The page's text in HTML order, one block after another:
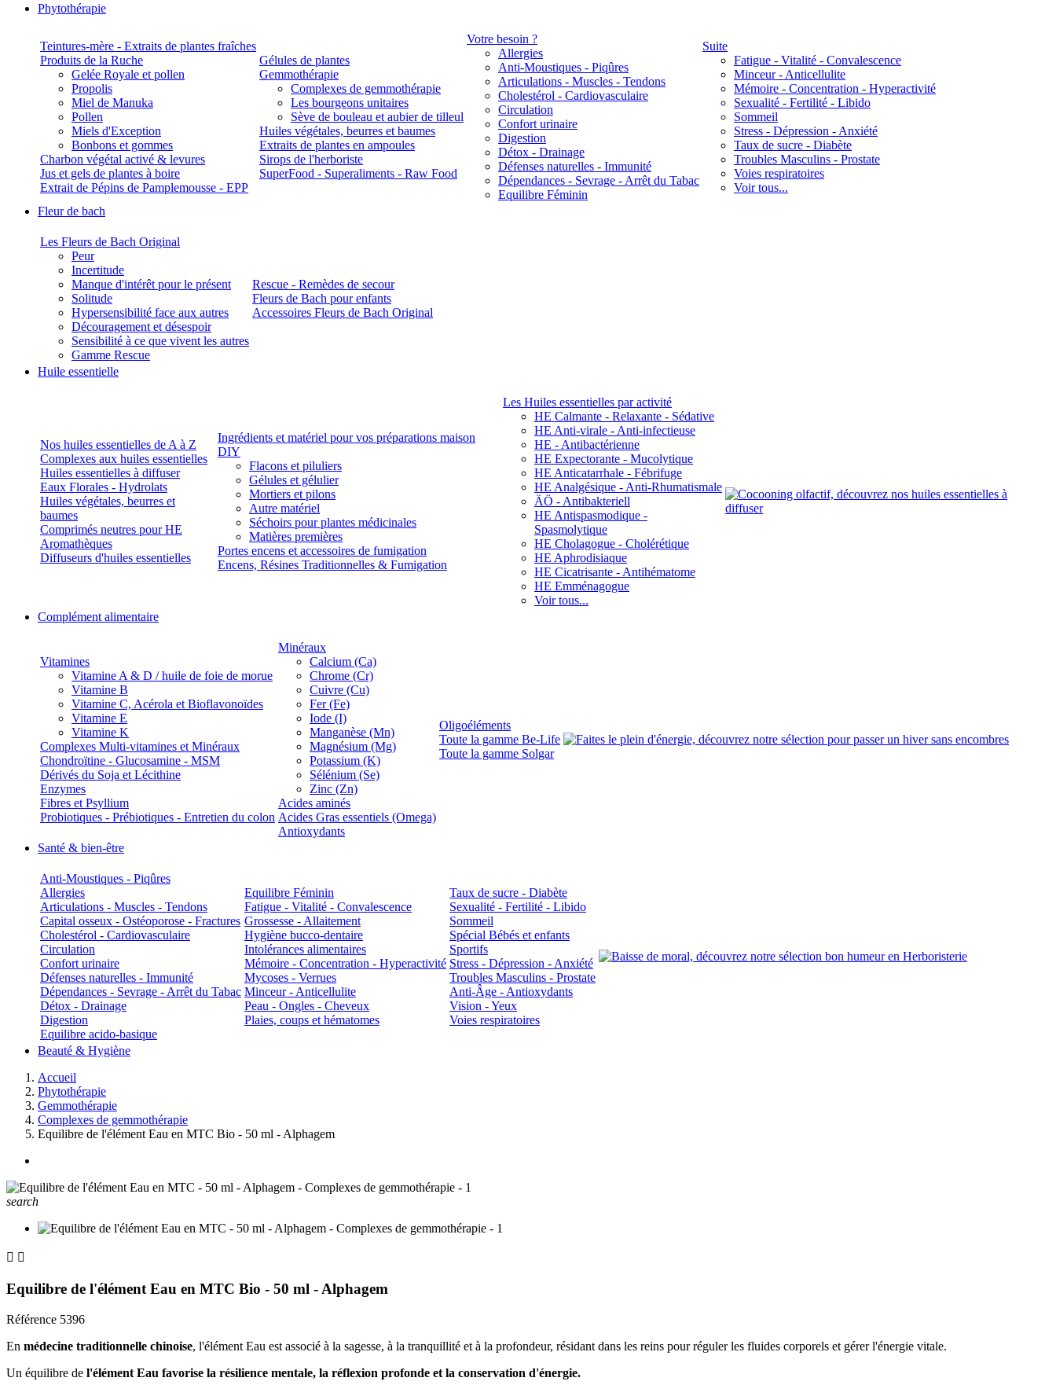
Phytothérapie
Teintures-mère - Extraits de plantes fraîches
Produits de la Ruche
Gelée Royale et pollen
Propolis
Miel de Manuka
Pollen
Miels d'Exception
Bonbons et gommes
Charbon végétal activé & levures
Jus et gels de plantes à boire
Extrait de Pépins de Pamplemousse - EPP
Gélules de plantes
Gemmothérapie
Complexes de gemmothérapie
Les bourgeons unitaires
Sève de bouleau et aubier de tilleul
Huiles végétales, beurres et baumes
Extraits de plantes en ampoules
Sirops de l'herboriste
SuperFood - Superaliments - Raw Food
Votre besoin ?
Allergies
Anti-Moustiques - Piqûres
Articulations - Muscles - Tendons
Cholestérol - Cardiovasculaire
Circulation
Confort urinaire
Digestion
Détox - Drainage
Défenses naturelles - Immunité
Dépendances - Sevrage - Arrêt du Tabac
Equilibre Féminin
Suite
Fatigue - Vitalité - Convalescence
Minceur - Anticellulite
Mémoire - Concentration - Hyperactivité
Sexualité - Fertilité - Libido
Sommeil
Stress - Dépression - Anxiété
Taux de sucre - Diabète
Troubles Masculins - Prostate
Voies respiratoires
Voir tous...
Fleur de bach
Les Fleurs de Bach Original
Peur
Incertitude
Manque d'intérêt pour le présent
Solitude
Hypersensibilité face aux autres
Découragement et désespoir
Sensibilité à ce que vivent les autres
Gamme Rescue
Rescue - Remèdes de secour
Fleurs de Bach pour enfants
Accessoires Fleurs de Bach Original
Huile essentielle
Nos huiles essentielles de A à Z
Complexes aux huiles essentielles
Huiles essentielles à diffuser
Eaux Florales - Hydrolats
Huiles végétales, beurres et
baumes
Comprimés neutres pour HE
Aromathèques
Diffuseurs d'huiles essentielles
Ingrédients et matériel pour vos préparations maison
DIY
Flacons et piluliers
Gélules et gélulier
Mortiers et pilons
Autre matériel
Séchoirs pour plantes médicinales
Matières premières
Portes encens et accessoires de fumigation
Encens, Résines Traditionnelles & Fumigation
Les Huiles essentielles par activité
HE Calmante - Relaxante - Sédative
HE Anti-virale - Anti-infectieuse
HE - Antibactérienne
HE Expectorante - Mucolytique
HE Anticatarrhale - Fébrifuge
HE Analgésique - Anti-Rhumatismale
ÄÖ - Antibakteriell
HE Antispasmodique -
Spasmolytique
HE Cholagogue - Cholérétique
HE Aphrodisiaque
HE Cicatrisante - Antihématome
HE Emménagogue
Voir tous...
Complément alimentaire
Vitamines
Vitamine A & D / huile de foie de morue
Vitamine B
Vitamine C, Acérola et Bioflavonoïdes
Vitamine E
Vitamine K
Complexes Multi-vitamines et Minéraux
Chondroïtine - Glucosamine - MSM
Dérivés du Soja et Lécithine
Enzymes
Fibres et Psyllium
Probiotiques - Prébiotiques - Entretien du colon
Minéraux
Calcium (Ca)
Chrome (Cr)
Cuivre (Cu)
Fer (Fe)
Iode (I)
Manganèse (Mn)
Magnésium (Mg)
Potassium (K)
Sélénium (Se)
Zinc (Zn)
Acides aminés
Acides Gras essentiels (Omega)
Antioxydants
Oligoéléments
Toute la gamme Be-Life
Toute la gamme Solgar
Santé & bien-être
Anti-Moustiques - Piqûres
Allergies
Articulations - Muscles - Tendons
Capital osseux - Ostéoporose - Fractures
Cholestérol - Cardiovasculaire
Circulation
Confort urinaire
Défenses naturelles - Immunité
Dépendances - Sevrage - Arrêt du Tabac
Détox - Drainage
Digestion
Equilibre acido-basique
Equilibre Féminin
Fatigue - Vitalité - Convalescence
Grossesse - Allaitement
Hygiène bucco-dentaire
Intolérances alimentaires
Mémoire - Concentration - Hyperactivité
Mycoses - Verrues
Minceur - Anticellulite
Peau - Ongles - Cheveux
Plaies, coups et hématomes
Taux de sucre - Diabète
Sexualité - Fertilité - Libido
Sommeil
Spécial Bébés et enfants
Sportifs
Stress - Dépression - Anxiété
Troubles Masculins - Prostate
Anti-Âge - Antioxydants
Vision - Yeux
Voies respiratoires
Beauté & Hygiène
Accueil
Phytothérapie
Gemmothérapie
Complexes de gemmothérapie
Equilibre de l'élément Eau en MTC Bio - 50 ml - Alphagem
search
 
Equilibre de l'élément Eau en MTC Bio - 50 ml - Alphagem
Référence 5396
En médecine traditionnelle chinoise, l'élément Eau est associé à la sagesse, à la tranquillité et à la profondeur, résidant dans les reins pour réguler les fluides corporels et gérer l'énergie vitale.
Un équilibre de l'élément Eau favorise la résilience mentale, la réflexion profonde et la conservation d'énergie.